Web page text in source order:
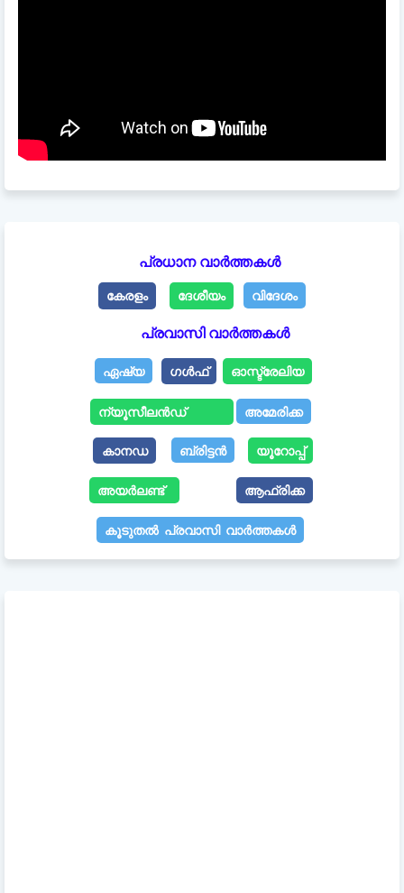
പ്രധാന വാർത്തകൾ
കേരളം ദേശീയം വിദേശം
പ്രവാസി വാർത്തകൾ
ഏഷ്യ ഗൾഫ് ഓസ്ട്രേലിയ
ന്യൂസീലൻഡ് അമേരിക്ക
കാനഡ ബ്രിട്ടൻ യൂറോപ്പ്
അയർലണ്ട് ആഫ്രിക്ക
കൂടുതൽ പ്രവാസി വാർത്തകൾ